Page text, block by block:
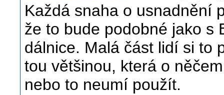
Každá snaha o usnadnění
že to bude podobné jako s
dálnice. Malá část lidí si to
tou většinou, která o
nebo to neumí použít.